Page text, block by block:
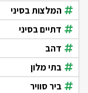
המלצות בסיני
דתיים בסיני
דהב
בתי מלון
ביר סוויר